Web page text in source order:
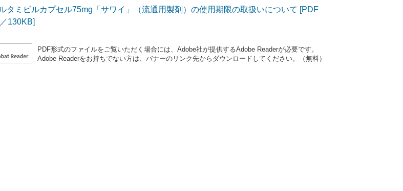
タミビルカプセル75mg「サワイ」（流通用製剤）の使用期限の取扱いについて [PDF
130KB]
PDF形式のファイルをご覧いただく場合には、Adobe社が提供するAdobe Readerが必要です。
Adobe Readerをお持ちでない方は、バナーのリンク先からダウンロードしてください。（無料）